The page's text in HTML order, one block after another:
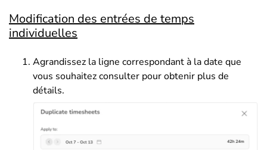
Modification des entrées de temps
individuelles
Agrandissez la ligne correspondant à la date que
vous souhaitez consulter pour obtenir plus de
détails.